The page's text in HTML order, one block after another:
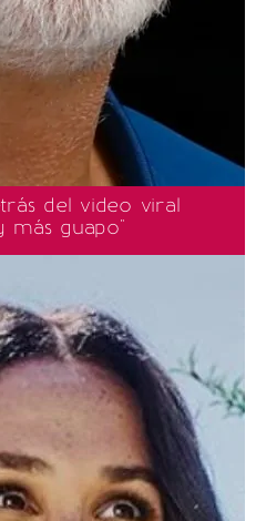
del video viral
más guapo"